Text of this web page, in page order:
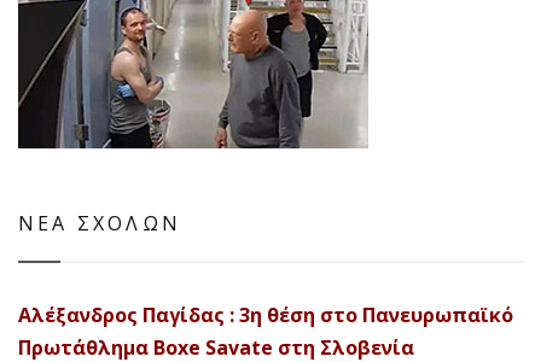
ΝΕΑ ΣΧΟΛΩΝ
Αλέξανδρος Παγίδας : 3η θέση στο Πανευρωπαϊκό
Πρωτάθλημα Boxe Savate στη Σλοβενία